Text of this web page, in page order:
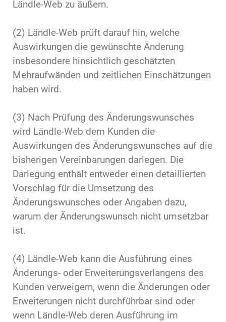
Ländle-Web zu äußern.
(2) Ländle-Web prüft darauf hin, welche
Auswirkungen die gewünschte Änderung
insbesondere hinsichtlich geschätzten
Mehraufwänden und zeitlichen Einschätzungen
haben wird.
(3) Nach Prüfung des Änderungswunsches
wird Ländle-Web dem Kunden die
Auswirkungen des Änderungswunsches auf die
bisherigen Vereinbarungen darlegen. Die
Darlegung enthält entweder einen detaillierten
Vorschlag für die Umsetzung des
Änderungswunsches oder Angaben dazu,
warum der Änderungswunsch nicht umsetzbar
ist.
(4) Ländle-Web kann die Ausführung eines
Änderungs- oder Erweiterungsverlangens des
Kunden verweigern, wenn die Änderungen oder
Erweiterungen nicht durchführbar sind oder
wenn Ländle-Web deren Ausführung im